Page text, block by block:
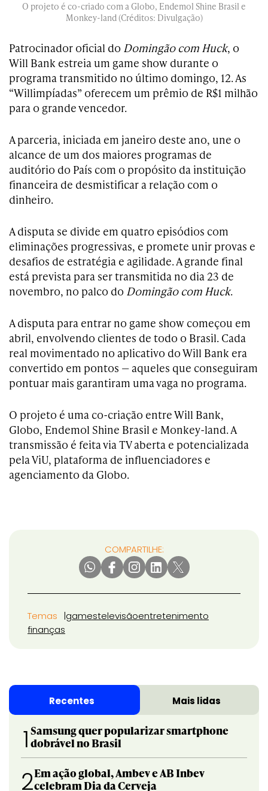
O projeto é co-criado com a Globo, Endemol Shine Brasil e
Monkey-land (Créditos: Divulgação)
Patrocinador oficial do Domingão com Huck, o
Will Bank estreia um game show durante o
programa transmitido no último domingo, 12. As
“Willimpíadas” oferecem um prêmio de R$1 milhão
para o grande vencedor.
A parceria, iniciada em janeiro deste ano, une o
alcance de um dos maiores programas de
auditório do País com o propósito da instituição
financeira de desmistificar a relação com o
dinheiro.
A disputa se divide em quatro episódios com
eliminações progressivas, e promete unir provas e
desafios de estratégia e agilidade. A grande final
está prevista para ser transmitida no dia 23 de
novembro, no palco do Domingão com Huck.
A disputa para entrar no game show começou em
abril, envolvendo clientes de todo o Brasil. Cada
real movimentado no aplicativo do Will Bank era
convertido em pontos — aqueles que conseguiram
pontuar mais garantiram uma vaga no programa.
O projeto é uma co-criação entre Will Bank,
Globo, Endemol Shine Brasil e Monkey-land. A
transmissão é feita via TV aberta e potencializada
pela ViU, plataforma de influenciadores e
agenciamento da Globo.
COMPARTILHE:
Temas gamestelevisãoentretenimento
finanças
Recentes Mais lidas
1 Samsung quer popularizar smartphone
dobrável no Brasil
2Em ação global, Ambev e AB Inbev
celebram Dia da Cerveja